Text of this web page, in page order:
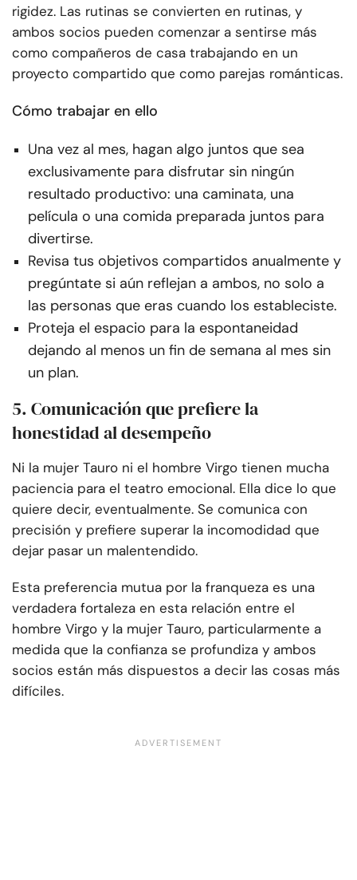
rigidez. Las rutinas se convierten en rutinas, y
ambos socios pueden comenzar a sentirse más
como compañeros de casa trabajando en un
proyecto compartido que como parejas románticas.
Cómo trabajar en ello
Una vez al mes, hagan algo juntos que sea
exclusivamente para disfrutar sin ningún
resultado productivo: una caminata, una
película o una comida preparada juntos para
divertirse.
Revisa tus objetivos compartidos anualmente y
pregúntate si aún reflejan a ambos, no solo a
las personas que eras cuando los estableciste.
Proteja el espacio para la espontaneidad
dejando al menos un fin de semana al mes sin
un plan.
5. Comunicación que prefiere la
honestidad al desempeño
Ni la mujer Tauro ni el hombre Virgo tienen mucha
paciencia para el teatro emocional. Ella dice lo que
quiere decir, eventualmente. Se comunica con
precisión y prefiere superar la incomodidad que
dejar pasar un malentendido.
Esta preferencia mutua por la franqueza es una
verdadera fortaleza en esta relación entre el
hombre Virgo y la mujer Tauro, particularmente a
medida que la confianza se profundiza y ambos
socios están más dispuestos a decir las cosas más
difíciles.